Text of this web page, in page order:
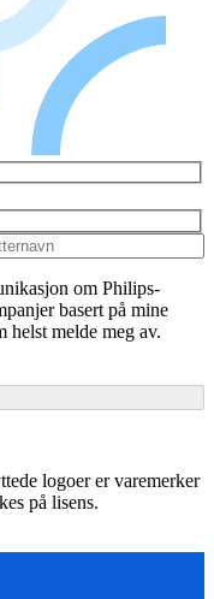
om Philips-
basert på mine
helst melde meg av.
logoer er varemerker
på lisens.